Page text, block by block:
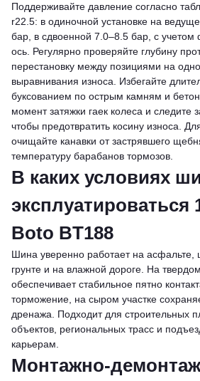
Поддерживайте давление согласно
r22.5: в одиночной установке на
бар, в сдвоенной 7.0–8.5 бар, с учетом
ось. Регулярно проверяйте глубину
перестановку между позициями на
выравнивания износа. Избегайте
буксованием по острым камням и
момент затяжки гаек колеса и следите
чтобы предотвратить косину износа.
очищайте канавки от застрявшего
температуру барабанов тормозов.
В каких условиях
эксплуатироваться
Boto BT188
Шина уверенно работает на асфальте,
грунте и на влажной дороге. На
обеспечивает стабильное пятно
торможение, на сыром участке
дренажа. Подходит для строительных
объектов, региональных трасс и
карьерам.
Монтажно-